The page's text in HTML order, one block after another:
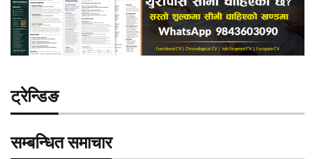
ट्रेन्डिङ
सम्बन्धित समाचार